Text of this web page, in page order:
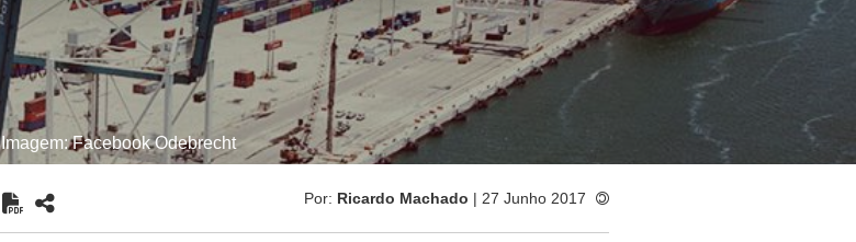
Imagem: Facebook Odebrecht
Por: Ricardo Machado | 27 Junho 2017